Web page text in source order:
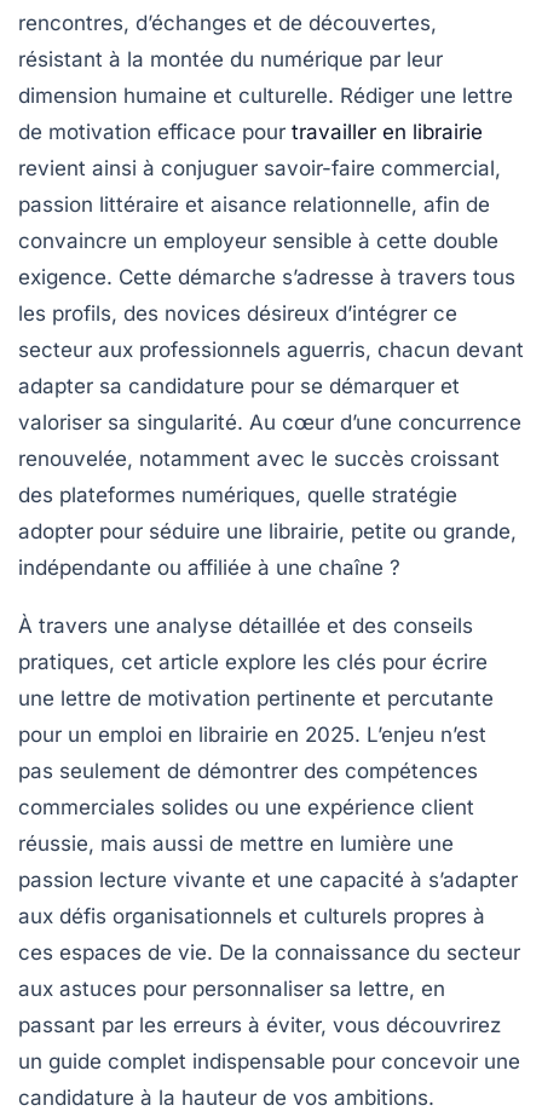
rencontres, d’échanges et de découvertes,
résistant à la montée du numérique par leur
dimension humaine et culturelle. Rédiger une lettre
de motivation efficace pour travailler en librairie
revient ainsi à conjuguer savoir-faire commercial,
passion littéraire et aisance relationnelle, afin de
convaincre un employeur sensible à cette double
exigence. Cette démarche s’adresse à travers tous
les profils, des novices désireux d’intégrer ce
secteur aux professionnels aguerris, chacun devant
adapter sa candidature pour se démarquer et
valoriser sa singularité. Au cœur d’une concurrence
renouvelée, notamment avec le succès croissant
des plateformes numériques, quelle stratégie
adopter pour séduire une librairie, petite ou grande,
indépendante ou affiliée à une chaîne ?
À travers une analyse détaillée et des conseils
pratiques, cet article explore les clés pour écrire
une lettre de motivation pertinente et percutante
pour un emploi en librairie en 2025. L’enjeu n’est
pas seulement de démontrer des compétences
commerciales solides ou une expérience client
réussie, mais aussi de mettre en lumière une
passion lecture vivante et une capacité à s’adapter
aux défis organisationnels et culturels propres à
ces espaces de vie. De la connaissance du secteur
aux astuces pour personnaliser sa lettre, en
passant par les erreurs à éviter, vous découvrirez
un guide complet indispensable pour concevoir une
candidature à la hauteur de vos ambitions.